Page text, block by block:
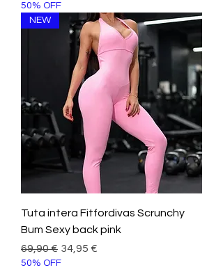
50% OFF
NEW
Tuta intera Fitfordivas Scrunchy
Bum Sexy back pink
Prezzo regolare
69,90 € Prezzo scontato
34,95 €
50% OFF